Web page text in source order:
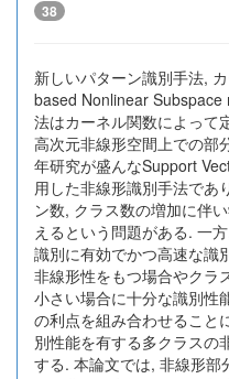
38
新しいパターン識別手法,
based Nonlinear
法はカーネル関数によって
高次元非線形空間上での部
年研究が盛んなSupport
用した非線形識別手法であ
ン数, クラス数の増加に伴
えるという問題がある. 一
識別に有効でかつ高速な識
非線形性をもつ場合やクラ
小さい場合に十分な識別性
の利点を組み合わせること
別性能を有する多クラスの
する. 本論文では, 非線形部